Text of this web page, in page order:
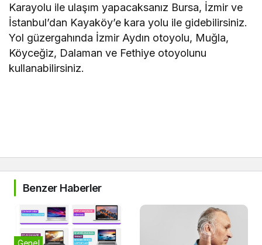
Karayolu ile ulaşım yapacaksanız Bursa, İzmir ve
İstanbul’dan Kayaköy’e kara yolu ile gidebilirsiniz.
Yol güzergahında İzmir Aydın otoyolu, Muğla,
Köyceğiz, Dalaman ve Fethiye otoyolunu
kullanabilirsiniz.
Benzer Haberler
Genel